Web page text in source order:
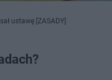
ustawę [ZASADY]